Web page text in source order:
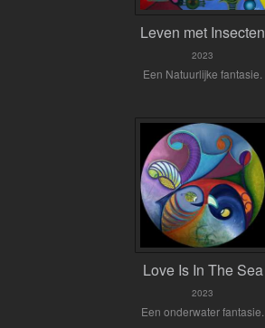
Leven met Insecten
2023
Een Natuurlijke fantasie.
Love Is In The Sea
2023
Een onderwater fantasie.